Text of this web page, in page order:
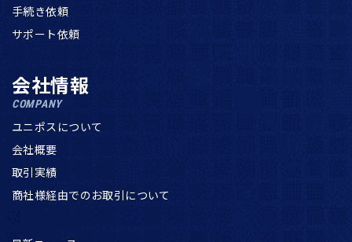
手続き依頼
サポート依頼
会社情報
COMPANY
ユニポスについて
会社概要
取引実績
商社様経由でのお取引について